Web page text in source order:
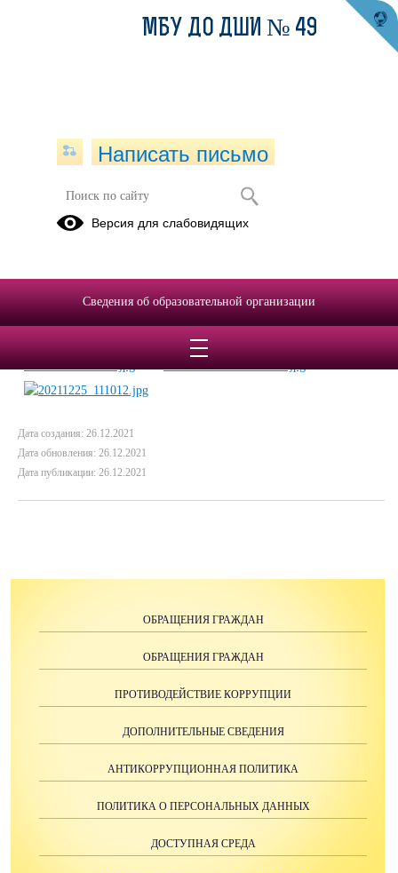
Новый год в Школе искусств
Дата создания: 26.12.2021
Дата обновления: 26.12.2021
Дата публикации: 26.12.2021
ОБРАЩЕНИЯ ГРАЖДАН
ОБРАЩЕНИЯ ГРАЖДАН
ПРОТИВОДЕЙСТВИЕ КОРРУПЦИИ
ДОПОЛНИТЕЛЬНЫЕ СВЕДЕНИЯ
АНТИКОРРУПЦИОННАЯ ПОЛИТИКА
ПОЛИТИКА О ПЕРСОНАЛЬНЫХ ДАННЫХ
ДОСТУПНАЯ СРЕДА
МБУ ДО ДШИ № 49
Написать письмо
Версия для слабовидящих
Сведения об образовательной организации